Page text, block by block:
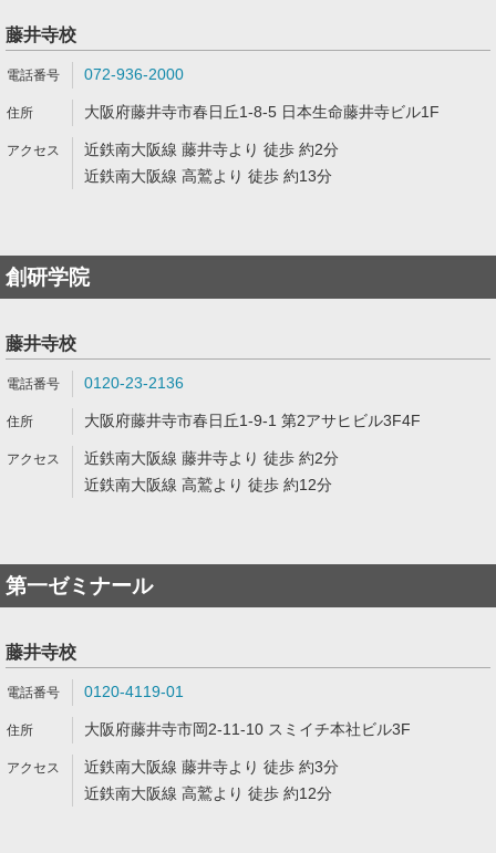
藤井寺校
072-936-2000
大阪府藤井寺市春日丘1-8-5 日本生命藤井寺ビル1F
近鉄南大阪線 藤井寺より 徒歩 約2分
近鉄南大阪線 高鷲より 徒歩 約13分
創研学院
藤井寺校
0120-23-2136
大阪府藤井寺市春日丘1-9-1 第2アサヒビル3F4F
近鉄南大阪線 藤井寺より 徒歩 約2分
近鉄南大阪線 高鷲より 徒歩 約12分
第一ゼミナール
藤井寺校
0120-4119-01
大阪府藤井寺市岡2-11-10 スミイチ本社ビル3F
近鉄南大阪線 藤井寺より 徒歩 約3分
近鉄南大阪線 高鷲より 徒歩 約12分